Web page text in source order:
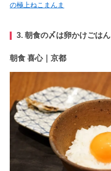
の極上ねこまんま
3. 朝食の〆は卵かけごはん
朝食 喜心｜京都